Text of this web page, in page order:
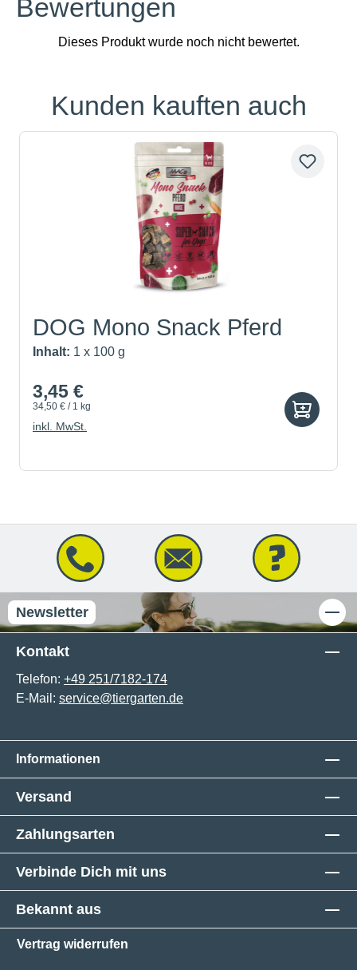
Bewertungen
Produktgalerie überspringen
Kunden kauften auch
DOG Mono Snack Pferd
Inhalt: 1 x 100 g
3,45 €
34,50 € / 1 kg
inkl. MwSt.
Newsletter
Kontakt
Telefon: +49 251/7182-174
E-Mail: service@tiergarten.de
Informationen
Versand
Zahlungsarten
Verbinde Dich mit uns
Bekannt aus
Vertrag widerrufen